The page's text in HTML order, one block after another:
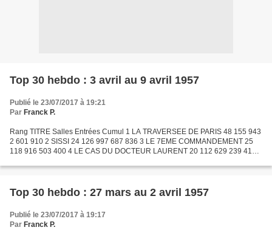
Top 30 hebdo : 3 avril au 9 avril 1957
Publié le 23/07/2017 à 19:21
Par Franck P.
Rang TITRE Salles Entrées Cumul 1 LA TRAVERSEE DE PARIS 48 155 943
2 601 910 2 SISSI 24 126 997 687 836 3 LE 7EME COMMANDEMENT 25
118 916 503 400 4 LE CAS DU DOCTEUR LAURENT 20 112 629 239 413 5
Top 30 hebdo : 27 mars au 2 avril 1957
Publié le 23/07/2017 à 19:17
Par Franck P.